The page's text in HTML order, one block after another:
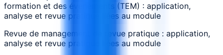
formation et des événements (TEM) : application,
analyse et revue pratique liées au module
Revue de management de revue pratique : application,
analyse et revue pratique liées au module